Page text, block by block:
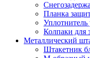
Планка
Уплотнитель
Колпаки для
Металлический
Штакетник